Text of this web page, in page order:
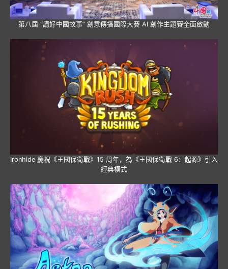
第八屆 “講好中國故事” 創意傳播國際大賽 AI 創作主題賽全面啟動
Ironhide 慶祝《王國保衛戰》15 周年，為《王國保衛戰 6：起源》引入
經典模式